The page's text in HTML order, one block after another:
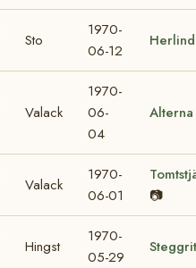
Sto
1970-
06-12
Valack
1970-
06-
04
Alterna
Valack
1970-
06-01
📷
Hingst
1970-
05-29